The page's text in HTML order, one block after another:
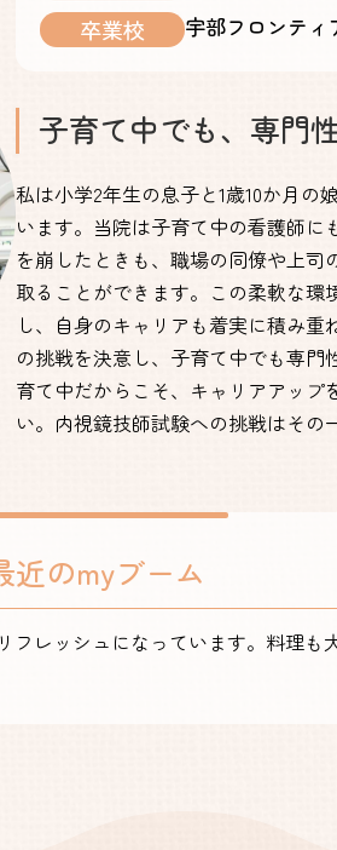
卒業校 宇部フロンティ
子育て中でも、専門
私は小学2年生の息子と1歳10か月の
います。当院は子育て中の看護師
を崩したときも、職場の同僚や上
取ることができます。この柔軟な
し、自身のキャリアも着実に積み
の挑戦を決意し、子育て中でも専
育て中だからこそ、キャリアアップ
い。内視鏡技師試験への挑戦はその
近のmyブーム
レッシュになっています。料理